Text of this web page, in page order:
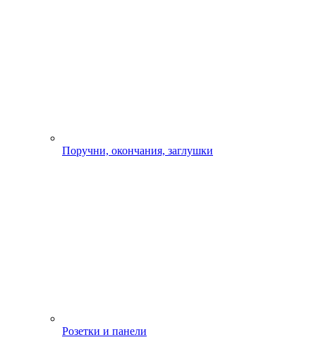
Поручни, окончания, заглушки
Розетки и панели